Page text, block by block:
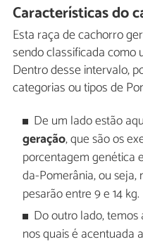
Características do
Esta raça de cachorro
sendo classificada como
Dentro desse intervalo,
categorias ou tipos de
De um lado estão
geração, que são os
porcentagem genética
da-Pomerânia, ou seja,
pesarão entre 9 e 14 kg.
Do outro lado,
nos quais é acentuada